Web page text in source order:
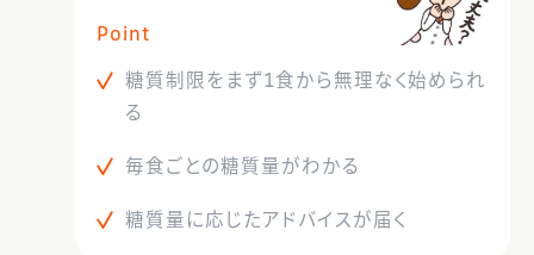
Point
糖質制限をまず1食から無理なく始められ
る
毎食ごとの糖質量がわかる
糖質量に応じたアドバイスが届く